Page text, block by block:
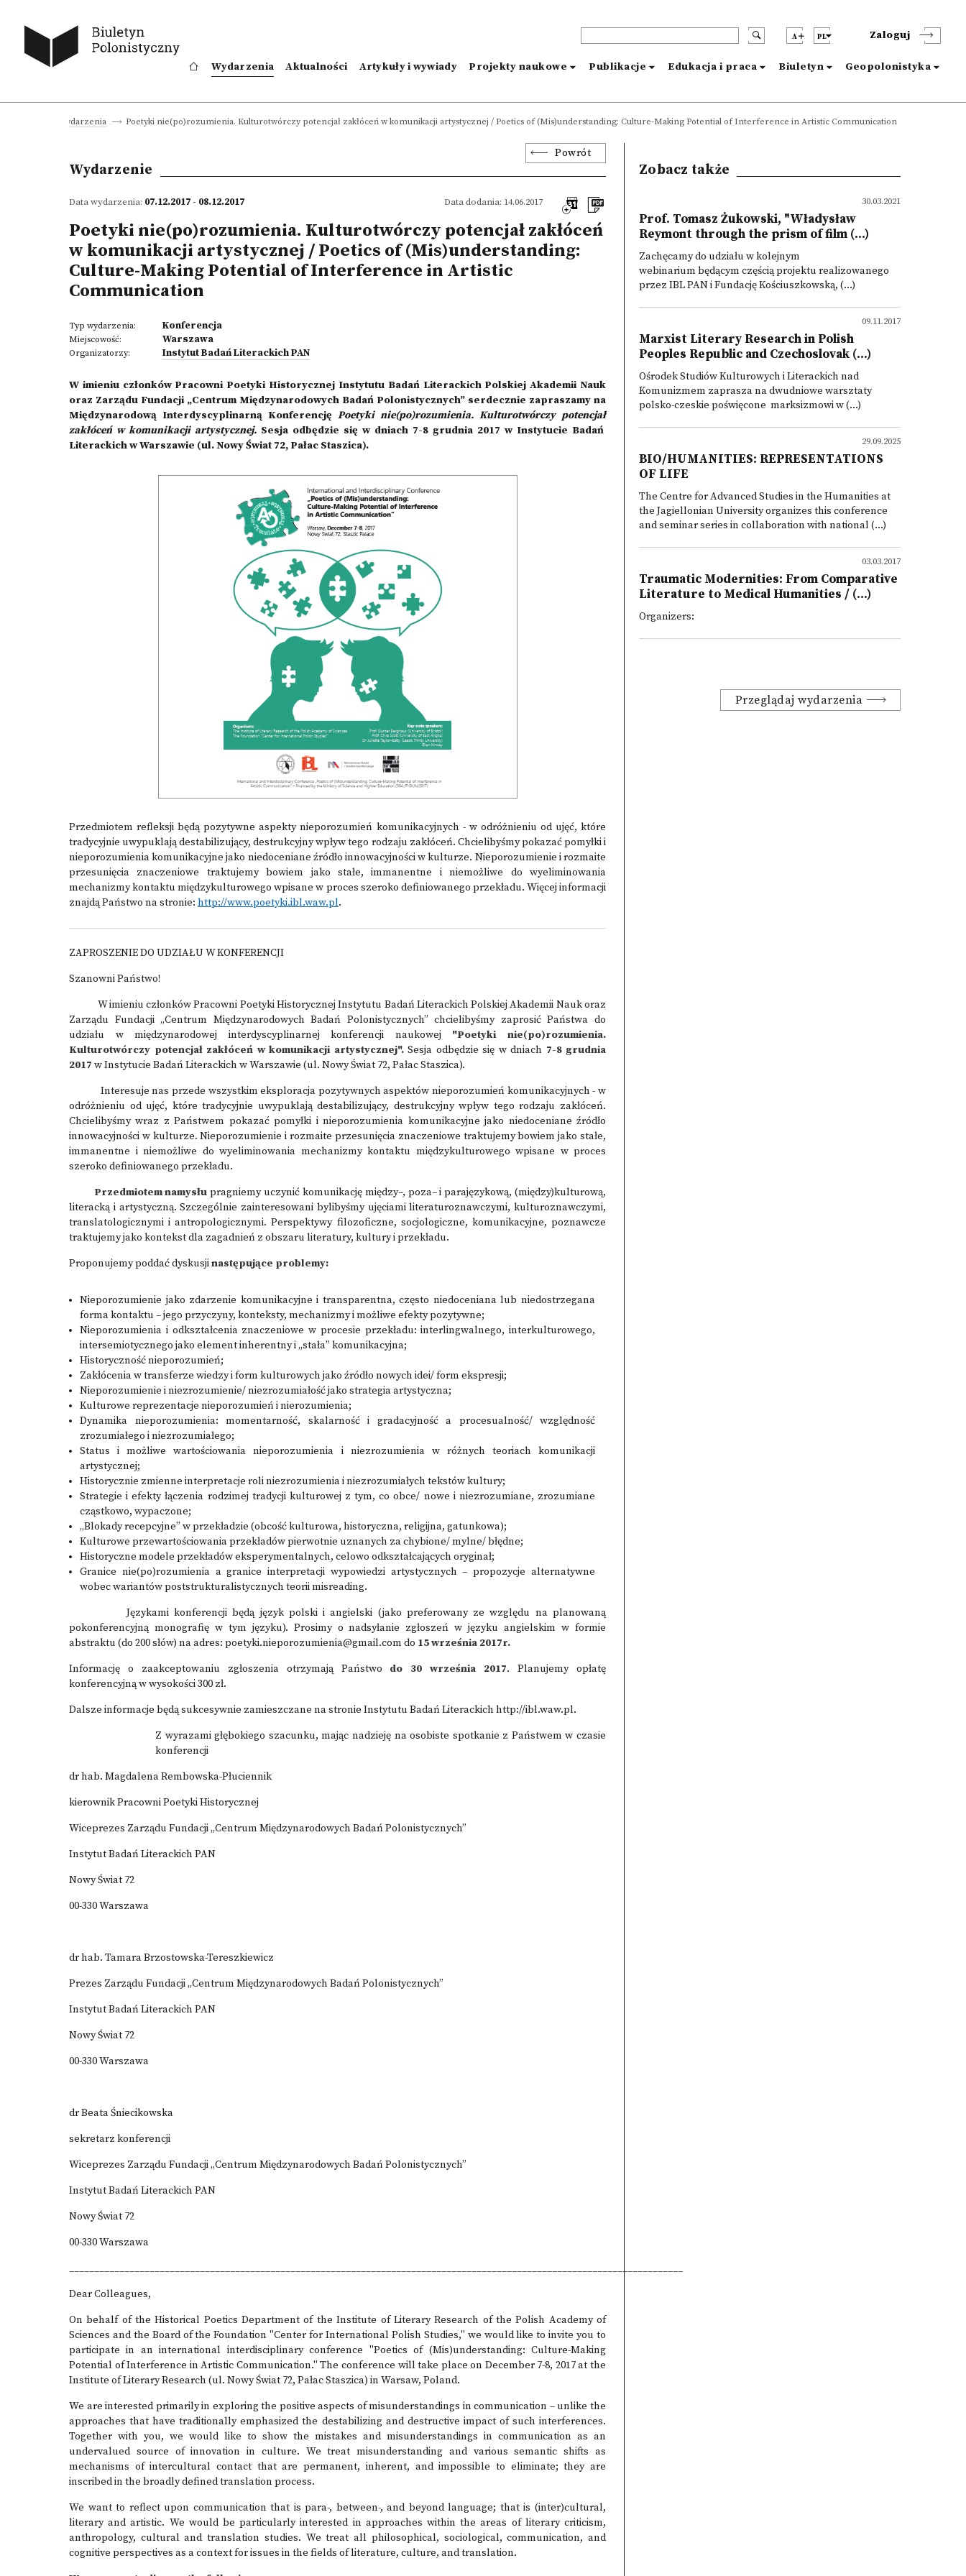
A PL Zaloguj
Wydarzenia Aktualności Artykuły i wywiady Projekty naukowe Publikacje Edukacja i praca Biuletyn Geopolonistyka
Wydarzenia Poetyki nie(po)rozumienia. Kulturotwórczy potencjał zakłóceń w komunikacji artystycznej / Poetics of (Mis)understanding: Culture-Making Potential of Interference in Artistic Communication
Powrót
Wydarzenie
Data wydarzenia: 07.12.2017 - 08.12.2017 Data dodania: 14.06.2017
Poetyki nie(po)rozumienia. Kulturotwórczy potencjał zakłóceń
w komunikacji artystycznej / Poetics of (Mis)understanding:
Culture-Making Potential of Interference in Artistic
Communication
Typ wydarzenia: Konferencja
Miejscowość: Warszawa
Organizatorzy: Instytut Badań Literackich PAN
W imieniu członków Pracowni Poetyki Historycznej Instytutu Badań Literackich Polskiej Akademii Nauk
oraz Zarządu Fundacji „Centrum Międzynarodowych Badań Polonistycznych” serdecznie zapraszamy na
Międzynarodową Interdyscyplinarną Konferencję Poetyki nie(po)rozumienia. Kulturotwórczy potencjał
zakłóceńw komunikacji artystycznej. Sesja odbędzie się w dniach 7-8 grudnia 2017 w Instytucie Badań
Literackich w Warszawie (ul. Nowy Świat 72, Pałac Staszica).
Przedmiotem refleksji będą pozytywne aspekty nieporozumień komunikacyjnych - w odróżnieniu od ujęć, które
tradycyjnie uwypuklają destabilizujący, destrukcyjny wpływ tego rodzaju zakłóceń. Chcielibyśmy pokazać pomyłki i
nieporozumienia komunikacyjne jako niedoceniane źródło innowacyjności w kulturze. Nieporozumienie i rozmaite
przesunięcia znaczeniowe traktujemy bowiem jako stałe, immanentne i niemożliwe do wyeliminowania
mechanizmy kontaktu międzykulturowego wpisane w proces szeroko definiowanego przekładu. Więcej informacji
znajdą Państwo na stronie: http://www.poetyki.ibl.waw.pl.
ZAPROSZENIE DO UDZIAŁU W KONFERENCJI
Szanowni Państwo!
W imieniu członków Pracowni Poetyki Historycznej Instytutu Badań Literackich Polskiej Akademii Nauk oraz
Zarządu Fundacji „Centrum Międzynarodowych Badań Polonistycznych” chcielibyśmy zaprosić Państwa do
udziału w międzynarodowej interdyscyplinarnej konferencji naukowej "Poetyki nie(po)rozumienia.
Kulturotwórczy potencjał zakłóceń w komunikacji artystycznej".Sesja odbędzie się w dniach 7-8 grudnia
2017 w Instytucie Badań Literackich w Warszawie (ul. Nowy Świat 72, Pałac Staszica).
Interesuje nas przede wszystkim eksploracja pozytywnych aspektów nieporozumień komunikacyjnych - w
odróżnieniu od ujęć, które tradycyjnie uwypuklają destabilizujący, destrukcyjny wpływ tego rodzaju zakłóceń.
Chcielibyśmy wraz z Państwem pokazać pomyłki i nieporozumienia komunikacyjne jako niedoceniane źródło
innowacyjności w kulturze. Nieporozumienie i rozmaite przesunięcia znaczeniowe traktujemy bowiem jako stałe,
immanentne i niemożliwe do wyeliminowania mechanizmy kontaktu międzykulturowego wpisane w proces
szeroko definiowanego przekładu.
Przedmiotem namysłupragniemy uczynić komunikację między–, poza– i parajęzykową, (między)kulturową,
literacką i artystyczną. Szczególnie zainteresowani bylibyśmy ujęciami literaturoznawczymi, kulturoznawczymi,
translatologicznymi i antropologicznymi. Perspektywy filozoficzne, socjologiczne, komunikacyjne, poznawcze
traktujemy jako kontekst dla zagadnień z obszaru literatury, kultury i przekładu.
Proponujemy poddać dyskusjinastępujące problemy:
Nieporozumienie jako zdarzenie komunikacyjne i transparentna, często niedoceniana lub niedostrzegana
forma kontaktu – jego przyczyny, konteksty, mechanizmy i możliwe efekty pozytywne;
Nieporozumienia i odkształcenia znaczeniowe w procesie przekładu: interlingwalnego, interkulturowego,
intersemiotycznego jako element inherentny i „stała” komunikacyjna;
Historyczność nieporozumień;
Zakłócenia w transferze wiedzy i form kulturowych jako źródło nowych idei/ form ekspresji;
Nieporozumienie i niezrozumienie/ niezrozumiałość jako strategia artystyczna;
Kulturowe reprezentacje nieporozumień i nierozumienia;
Dynamika nieporozumienia: momentarność, skalarność i gradacyjność a procesualność/ względność
zrozumiałego i niezrozumiałego;
Status i możliwe wartościowania nieporozumienia i niezrozumienia w różnych teoriach komunikacji
artystycznej;
Historycznie zmienne interpretacje roli niezrozumienia i niezrozumiałych tekstów kultury;
Strategie i efekty łączenia rodzimej tradycji kulturowej z tym, co obce/ nowe i niezrozumiane, zrozumiane
cząstkowo, wypaczone;
„Blokady recepcyjne” w przekładzie (obcość kulturowa, historyczna, religijna, gatunkowa);
Kulturowe przewartościowania przekładów pierwotnie uznanych za chybione/ mylne/ błędne;
Historyczne modele przekładów eksperymentalnych, celowo odkształcających oryginał;
Granice nie(po)rozumienia a granice interpretacji wypowiedzi artystycznych – propozycje alternatywne
wobec wariantów poststrukturalistycznych teorii misreading.
Językami konferencji będą język polski i angielski (jako preferowany ze względu na planowaną
pokonferencyjną monografię w tym języku). Prosimy o nadsyłanie zgłoszeń w języku angielskim w formie
abstraktu (do 200 słów) na adres: poetyki.nieporozumienia@gmail.com do 15 września 2017r.
Informację o zaakceptowaniu zgłoszenia otrzymają Państwo do 30 września 2017. Planujemy opłatę
konferencyjną w wysokości 300 zł.
Dalsze informacje będą sukcesywnie zamieszczane na stronie Instytutu Badań Literackich http://ibl.waw.pl.
Z wyrazami głębokiego szacunku, mając nadzieję na osobiste spotkanie z Państwem w czasie
konferencji
dr hab. Magdalena Rembowska-Płuciennik
kierownik Pracowni Poetyki Historycznej
Wiceprezes Zarządu Fundacji „Centrum Międzynarodowych Badań Polonistycznych”
Instytut Badań Literackich PAN
Nowy Świat 72
00-330 Warszawa
dr hab. Tamara Brzostowska-Tereszkiewicz
Prezes Zarządu Fundacji „Centrum Międzynarodowych Badań Polonistycznych”
Instytut Badań Literackich PAN
Nowy Świat 72
00-330 Warszawa
dr Beata Śniecikowska
sekretarz konferencji
Wiceprezes Zarządu Fundacji „Centrum Międzynarodowych Badań Polonistycznych”
Instytut Badań Literackich PAN
Nowy Świat 72
00-330 Warszawa
__________________________________________________________________________________________________________________________
Dear Colleagues,
On behalf of the Historical Poetics Department of the Institute of Literary Research of the Polish Academy of
Sciences and the Board of the Foundation "Center for International Polish Studies," we would like to invite you to
participate in an international interdisciplinary conference "Poetics of (Mis)understanding: Culture-Making
Potential of Interference in Artistic Communication." The conference will take place on December 7-8, 2017 at the
Institute of Literary Research (ul. Nowy Świat 72, Pałac Staszica) in Warsaw, Poland.
We are interested primarily in exploring the positive aspects of misunderstandings in communication – unlike the
approaches that have traditionally emphasized the destabilizing and destructive impact of such interferences.
Together with you, we would like to show the mistakes and misunderstandings in communication as an
undervalued source of innovation in culture. We treat misunderstanding and various semantic shifts as
mechanisms of intercultural contact that are permanent, inherent, and impossible to eliminate; they are
inscribed in the broadly defined translation process.
We want to reflect upon communication that is para-, between-, and beyond language; that is (inter)cultural,
literary and artistic. We would be particularly interested in approaches within the areas of literary criticism,
anthropology, cultural and translation studies. We treat all philosophical, sociological, communication, and
cognitive perspectives as a context for issues in the fields of literature, culture, and translation.
Zobacz także
30.03.2021
Prof. Tomasz Żukowski, "Władysław
Reymont through the prism of film (...)
Zachęcamy do udziału w kolejnym
webinarium będącym częścią projektu realizowanego
przez IBL PAN i Fundację Kościuszkowską, (...)
09.11.2017
Marxist Literary Research in Polish
Peoples Republic and Czechoslovak (...)
Ośrodek Studiów Kulturowych i Literackich nad
Komunizmem zaprasza na dwudniowe warsztaty
polsko-czeskie poświęcone marksizmowi w (...)
29.09.2025
BIO/HUMANITIES: REPRESENTATIONS
OF LIFE
The Centre for Advanced Studies in the Humanities at
the Jagiellonian University organizes this conference
and seminar series in collaboration with national (...)
03.03.2017
Traumatic Modernities: From Comparative
Literature to Medical Humanities / (...)
Organizers:
Przeglądaj wydarzenia